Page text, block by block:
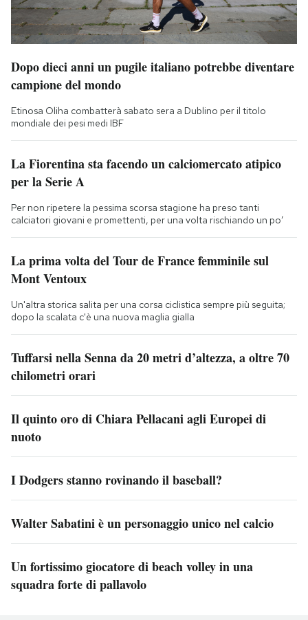
Dopo dieci anni un pugile italiano potrebbe diventare
campione del mondo
Etinosa Oliha combatterà sabato sera a Dublino per il titolo
mondiale dei pesi medi IBF
La Fiorentina sta facendo un calciomercato atipico
per la Serie A
Per non ripetere la pessima scorsa stagione ha preso tanti
calciatori giovani e promettenti, per una volta rischiando un po’
La prima volta del Tour de France femminile sul
Mont Ventoux
Un'altra storica salita per una corsa ciclistica sempre più seguita;
dopo la scalata c'è una nuova maglia gialla
Tuffarsi nella Senna da 20 metri d’altezza, a oltre 70
chilometri orari
Il quinto oro di Chiara Pellacani agli Europei di
nuoto
I Dodgers stanno rovinando il baseball?
Walter Sabatini è un personaggio unico nel calcio
Un fortissimo giocatore di beach volley in una
squadra forte di pallavolo